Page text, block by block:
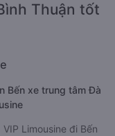
Thuận tốt
Bến xe trung tâm Đà
Limousine đi Bến